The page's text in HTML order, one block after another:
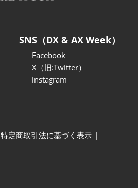
SNS（DX & AX Week）
Facebook
X（旧:Twitter）
instagram
特定商取引法に基づく表示